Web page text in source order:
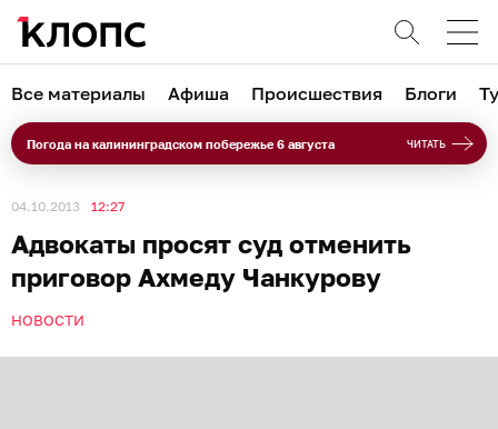
Все материалы Афиша Происшествия Блоги
Погода на калининградском побережье 6 августа ЧИТАТЬ
04.10.2013 12:27
Адвокаты просят суд отменить
приговор Ахмеду Чанкурову
НОВОСТИ